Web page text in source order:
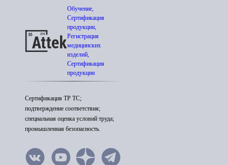
Обучение,
Сертификация
продукции,
Регистрация
медицинских
изделий,
Сертификация
продукции
Сертификация ТР ТС;
подтверждение соответствия;
специальная оценка условий труда;
промышленная безопасность.